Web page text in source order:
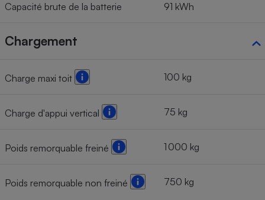
Capacité brute de la batterie 91 kWh
Chargement
Charge maxi toit 100 kg
Charge d'appui vertical 75 kg
Poids remorquable freiné 1 000 kg
Poids remorquable non freiné 750 kg